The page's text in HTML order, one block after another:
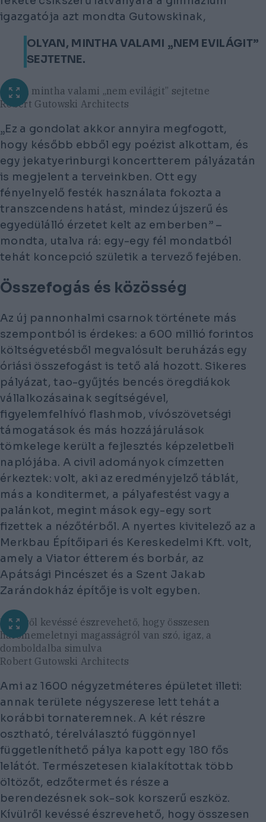
igazgatója azt mondta Gutowskinak,
OLYAN, MINTHA VALAMI „NEM EVILÁGIT”
SEJTETNE.
Olyan, mintha valami „nem evilágit” sejtetne
Robert Gutowski Architects
„Ez a gondolat akkor annyira megfogott,
hogy később ebből egy poézist alkottam, és
egy jekatyerinburgi koncertterem pályázatán
is megjelent a terveinkben. Ott egy
fényelnyelő festék használata fokozta a
transzcendens hatást, mindez újszerű és
egyedülálló érzetet kelt az emberben” –
mondta, utalva rá: egy-egy fél mondatból
tehát koncepció születik a tervező fejében.
Összefogás és közösség
Az új pannonhalmi csarnok története más
szempontból is érdekes: a 600 millió forintos
költségvetésből megvalósult beruházás egy
óriási összefogást is tető alá hozott. Sikeres
pályázat, tao-gyűjtés bencés öregdiákok
vállalkozásainak segítségével,
figyelemfelhívó flashmob, vívószövetségi
támogatások és más hozzájárulások
tömkelege került a fejlesztés képzeletbeli
naplójába. A civil adományok címzetten
érkeztek: volt, aki az eredményjelző táblát,
más a konditermet, a pályafestést vagy a
palánkot, megint mások egy-egy sort
fizettek a nézőtérből. A nyertes kivitelező az a
Merkbau Építőipari és Kereskedelmi Kft. volt,
amely a Viator étterem és borbár, az
Apátsági Pincészet és a Szent Jakab
Zarándokház építője is volt egyben.
Kívülről kevéssé észrevehető, hogy összesen
háromemeletnyi magasságról van szó, igaz, a
domboldalba simulva
Robert Gutowski Architects
Ami az 1600 négyzetméteres épületet illeti:
annak területe négyszerese lett tehát a
korábbi tornateremnek. A két részre
osztható, térelválasztó függönnyel
függetleníthető pálya kapott egy 180 fős
lelátót. Természetesen kialakítottak több
öltözőt, edzőtermet és része a
berendezésnek sok-sok korszerű eszköz.
Kívülről kevéssé észrevehető, hogy összesen